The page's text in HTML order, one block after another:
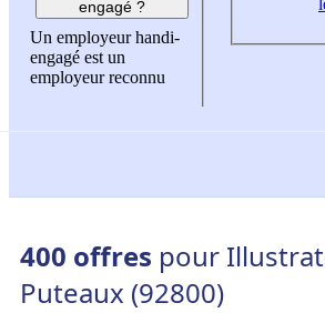
engagé ?
Un employeur handi-
engagé est un
employeur reconnu
400 offres pour
Puteaux (92800)